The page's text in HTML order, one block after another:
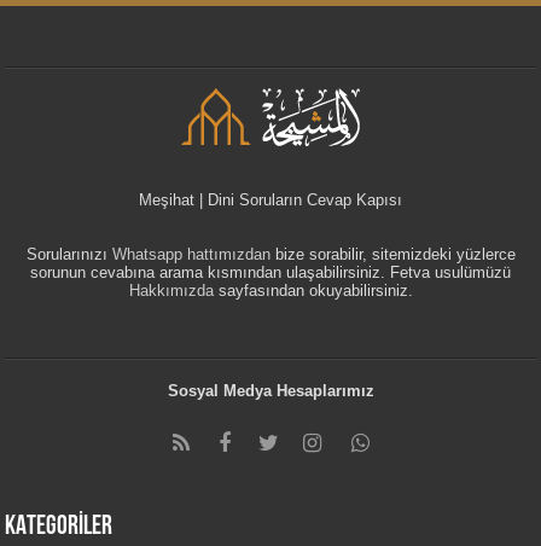
Meşihat | Dini Soruların Cevap Kapısı
Sorularınızı Whatsapp hattımızdanbize sorabilir, sitemizdeki yüzlerce
sorunun cevabına arama kısmından ulaşabilirsiniz. Fetva usulümüzü
Hakkımızdasayfasından okuyabilirsiniz.
Sosyal Medya Hesaplarımız
KATEGORİLER